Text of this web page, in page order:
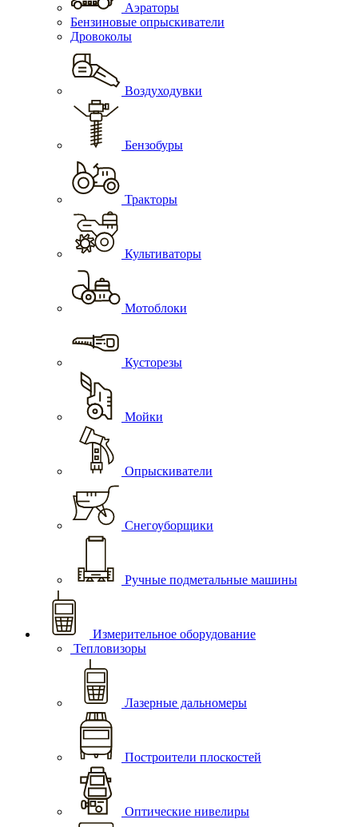
Аэраторы
Бензиновые опрыскиватели
Дровоколы
Воздуходувки
Бензобуры
Тракторы
Культиваторы
Мотоблоки
Кусторезы
Мойки
Опрыскиватели
Снегоуборщики
Ручные подметальные машины
Измерительное оборудование
Тепловизоры
Лазерные дальномеры
Построители плоскостей
Оптические нивелиры